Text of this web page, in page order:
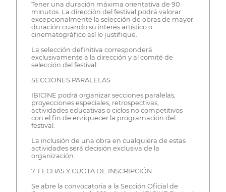
Tener una duración máxima orientativa de 90
minutos. La dirección del festival podrá valorar
excepcionalmente la selección de obras de mayor
duración cuando su interés artístico o
cinematográfico así lo justifique.
La selección definitiva corresponderá
exclusivamente a la dirección y al comité de
selección del festival.
SECCIONES PARALELAS
IBICINE podrá organizar secciones paralelas,
proyecciones especiales, retrospectivas,
actividades educativas o ciclos no competitivos
con el fin de enriquecer la programación del
festival.
La inclusión de una obra en cualquiera de estas
actividades será decisión exclusiva de la
organización.
7. FECHAS Y CUOTA DE INSCRIPCIÓN
Se abre la convocatoria a la Sección Oficial de